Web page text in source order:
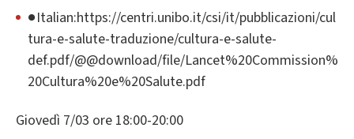
●Italian:https://centri.unibo.it/csi/it/pubblicazioni/cul
tura-e-salute-traduzione/cultura-e-salute-
def.pdf/@@download/file/Lancet%20Commission%
20Cultura%20e%20Salute.pdf
Giovedì 7/03 ore 18:00-20:00